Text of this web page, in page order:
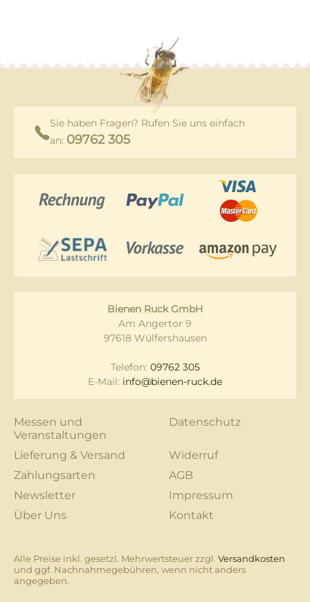
Sie haben Fragen? Rufen Sie uns einfach
an: 09762 305
Bienen Ruck GmbH
Am Angertor 9
97618 Wülfershausen
Telefon: 09762 305
E-Mail: info@bienen-ruck.de
Messen und
Veranstaltungen
Datenschutz
Lieferung & Versand
Widerruf
Zahlungsarten
AGB
Newsletter
Impressum
Über Uns
Kontakt
Alle Preise inkl. gesetzl. Mehrwertsteuer zzgl. Versandkosten
und ggf. Nachnahmegebühren, wenn nicht anders
angegeben.